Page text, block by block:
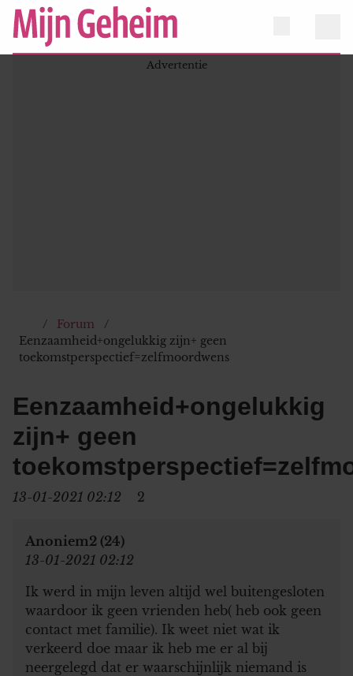
Forum
Eenzaamheid+ongelukkig zijn+ geen
toekomstperspectief=zelfmoordwens
Eenzaamheid+ongelukkig
zijn+ geen
13-01-2021 02:12 2
Anoniem2 (24)
13-01-2021 02:12
Ik werd in mijn leven altijd wel buitengesloten
waardoor ik geen vrienden heb( heb ook geen
contact met familie). Ik weet niet wat ik
verkeerd doe maar ik heb me er al bij
neergelegd dat er waarschijnlijk niemand is